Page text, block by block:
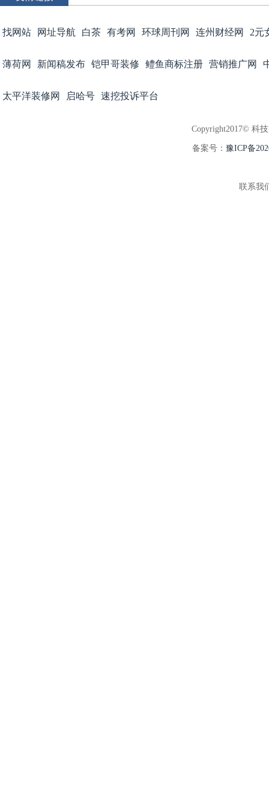
找网站 网址导航 白茶 有考网 环球周刊网 连州财经网 2元
薄荷网 新闻稿发布 铠甲哥装修 鳢鱼商标注册 营销推广网
太平洋装修网 启哈号 速挖投诉平台
Copyright2017© 科
备案号： 豫ICP备
联系我